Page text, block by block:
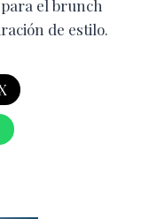
el brunch
de estilo.